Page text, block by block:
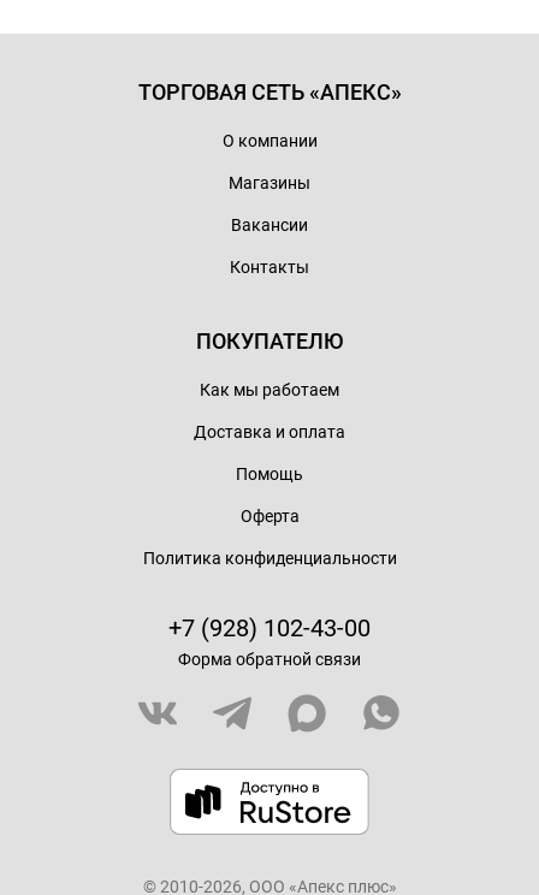
ТОРГОВАЯ СЕТЬ «АПЕКС»
О компании
Магазины
Вакансии
Контакты
ПОКУПАТЕЛЮ
Как мы работаем
Доставка и оплата
Помощь
Оферта
Политика конфиденциальности
+7 (928) 102-43-00
Форма обратной связи
© 2010-2026, ООО «Апекс плюс»